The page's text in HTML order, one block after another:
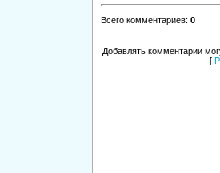
Всего комментариев: 0
Добавлять комментарии
[